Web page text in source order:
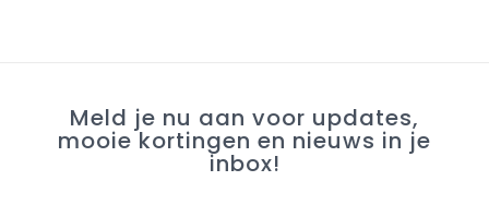
Meld je nu aan voor updates,
mooie kortingen en nieuws in je
inbox!